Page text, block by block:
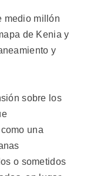
medio millón
de Kenia y
y
sobre los
una
o sometidos